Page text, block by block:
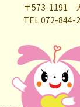
〒573-1191
TEL 072-844-